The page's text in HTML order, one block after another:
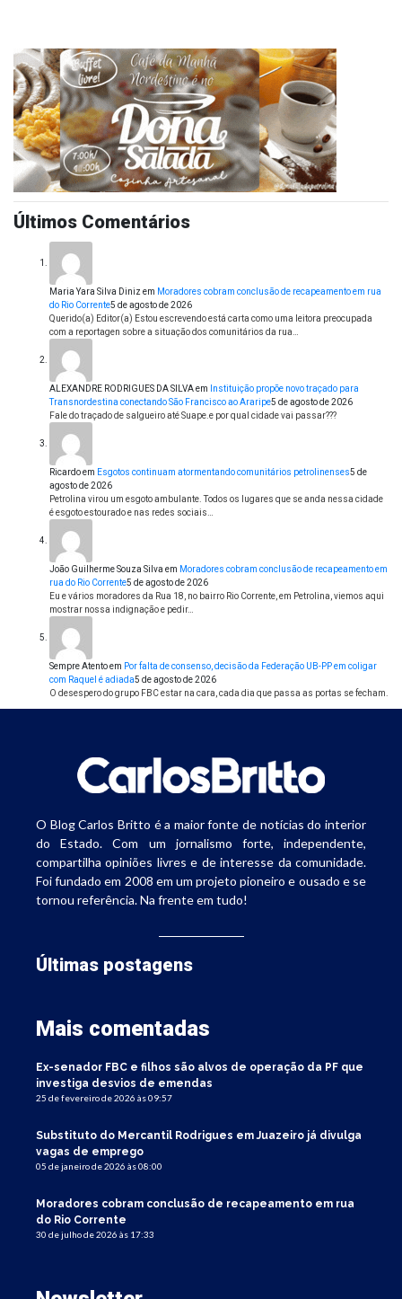
Últimos Comentários
Maria Yara Silva Dinizem Moradores cobram conclusão de recapeamento em rua
do Rio Corrente5 de agosto de 2026
Querido(a) Editor(a) Estou escrevendo está carta como uma leitora preocupada
com a reportagen sobre a situação dos comunitários da rua…
ALEXANDRE RODRIGUES DA SILVAem
Instituição propõe novo traçado para
Transnordestina conectando São Francisco ao Araripe5 de agosto de 2026
Fale do traçado de salgueiro até Suape.e por qual cidade vai passar???
Ricardoem Esgotos continuam atormentando comunitários petrolinenses5 de
agosto de 2026
Petrolina virou um esgoto ambulante. Todos os lugares que se anda nessa cidade
é esgoto estourado e nas redes sociais…
João Guilherme Souza Silva em Moradores cobram conclusão de recapeamento em
rua do Rio Corrente5 de agosto de 2026
Eu e vários moradores da Rua 18, no bairro Rio Corrente, em Petrolina, viemos aqui
mostrar nossa indignação e pedir…
Sempre Atentoem Por falta de consenso, decisão da Federação UB-PP em coligar
com Raquel é adiada5 de agosto de 2026
O desespero do grupo FBC estar na cara, cada dia que passa as portas se fecham.
O Blog Carlos Britto é a maior fonte de notícias do interior
do Estado. Com um jornalismo forte, independente,
compartilha opiniões livres e de interesse da comunidade.
Foi fundado em 2008 em um projeto pioneiro e ousado e se
tornou referência. Na frente em tudo!
Últimas postagens
Mais comentadas
Ex-senador FBC e filhos são alvos de operação da PF que
investiga desvios de emendas
25 de fevereiro de 2026 às 09:57
Substituto do Mercantil Rodrigues em Juazeiro já divulga
vagas de emprego
05 de janeiro de 2026 às 08:00
Moradores cobram conclusão de recapeamento em rua
do Rio Corrente
30 de julho de 2026 às 17:33